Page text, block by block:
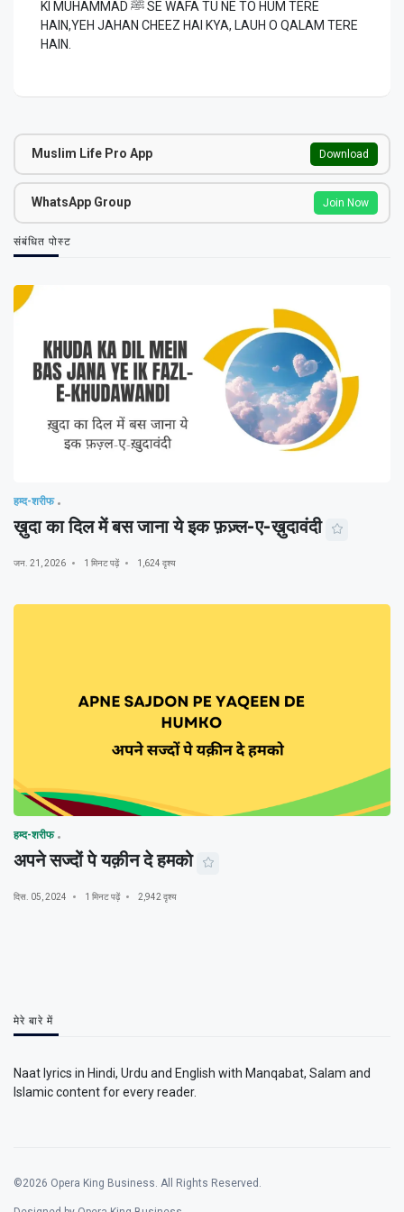
KI MUHAMMAD ﷺ SE WAFA TU NE TO HUM TERE
HAIN,YEH JAHAN CHEEZ HAI KYA, LAUH O QALAM TERE
HAIN.
Muslim Life Pro App Download
WhatsApp Group Join Now
संबंधित पोस्ट
हम्द-शरीफ
ख़ुदा का दिल में बस जाना ये इक फ़ज़्ल-ए-ख़ुदावंदी
जन. 21, 2026 1 मिनट पढ़ें 1,624 दृश्य
हम्द-शरीफ
अपने सज्दों पे यक़ीन दे हमको
दिस. 05, 2024 1 मिनट पढ़ें 2,942 दृश्य
मेरे बारे में
Naat lyrics in Hindi, Urdu and English with Manqabat, Salam and
Islamic content for every reader.
©2026 Opera King Business. All Rights Reserved.